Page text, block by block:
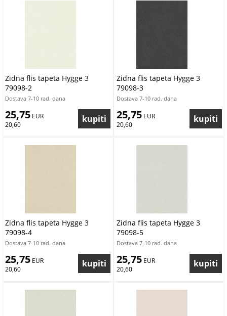
Zidna flis tapeta Hygge 3
79098-2
Dostava 7-10 rad. dana
25,75 EUR
20,60
Zidna flis tapeta Hygge 3
79098-3
Dostava 7-10 rad. dana
25,75 EUR
20,60
Zidna flis tapeta Hygge 3
79098-4
Dostava 7-10 rad. dana
25,75 EUR
20,60
Zidna flis tapeta Hygge 3
79098-5
Dostava 7-10 rad. dana
25,75 EUR
20,60